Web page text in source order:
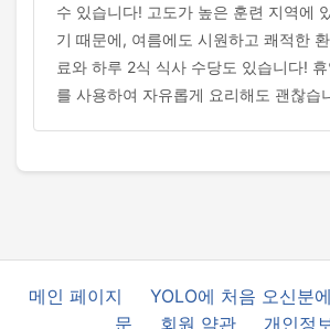
수 있습니다! 고도가 높은 훈련 지역에
기 때문에, 여름에도 시원하고 쾌적한
료와 하루 2식 식사 수당도 있습니다!
를 사용하여 자유롭게 요리해도 괜찮습
메인 페이지 YOLO에 처음 오신분
문
회원 약관 개인정